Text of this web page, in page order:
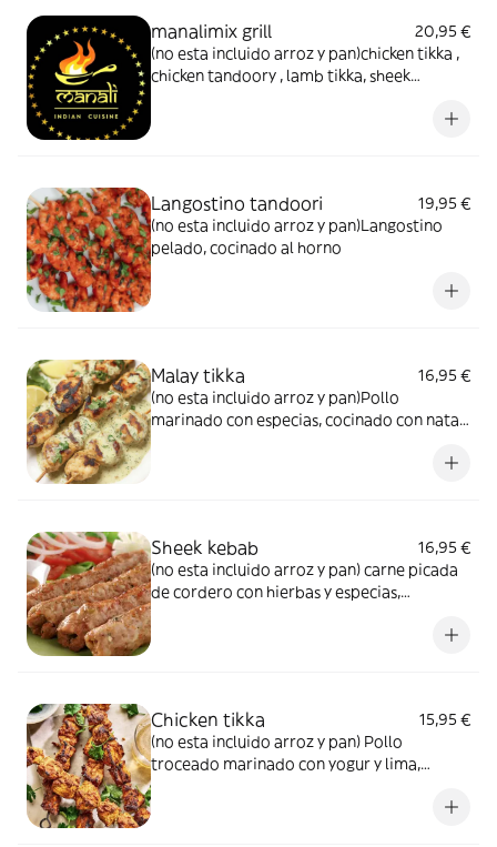
manalimix grill
20,95 €
(no esta incluido arroz y pan)chicken tikka ,
chicken tandoory , lamb tikka, sheek
Langostino tandoori
19,95 €
(no esta incluido arroz y pan)Langostino
pelado, cocinado al horno
Malay tikka
16,95 €
(no esta incluido arroz y pan)Pollo
marinado con especias, cocinado con nata y
Sheek kebab
16,95 €
(no esta incluido arroz y pan) carne picada
de cordero con hierbas y especias,
Chicken tikka
15,95 €
(no esta incluido arroz y pan) Pollo
troceado marinado con yogur y lima,